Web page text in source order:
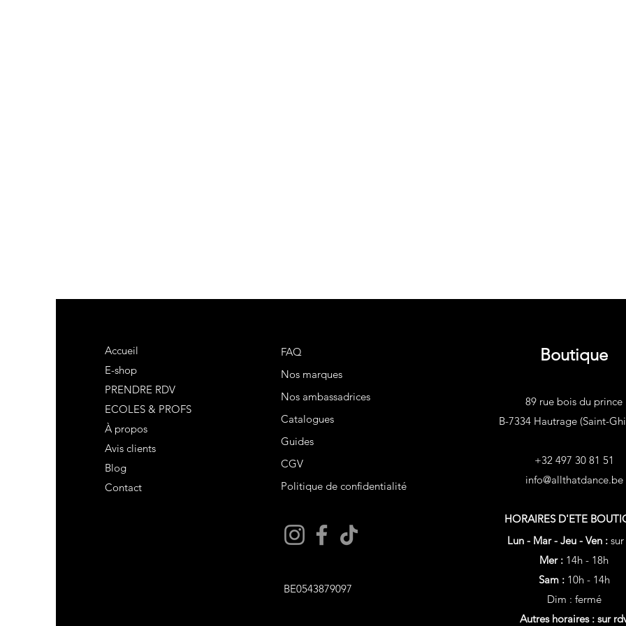
Accueil
E-shop
PRENDRE RDV
ECOLES & PROFS
À propos
Avis clients
Blog
Contact
FAQ
Nos marques
Nos ambassadrices
Catalogues
Guides
CGV
Politique de confidentialité
BE0543879097
Boutique
89 rue bois du prince
B-7334 Hautrage (Saint-
+32 497 30 81 51
info@allthatdance.be
HORAIRES D'ETE
Lun - Mar - Jeu - Ven :
Mer : 14h - 18h
Sam : 10h - 14h
Dim : fermé
Autres horaires : sur